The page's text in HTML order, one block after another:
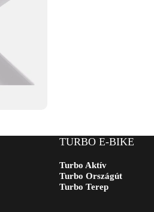
TURBO E-BIKE
Turbo Aktív
Turbo Országút
Turbo Terep